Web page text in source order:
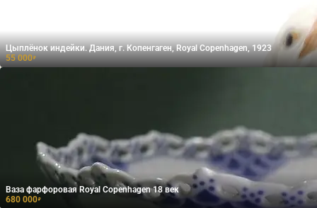
Цыплёнок индейки. Дания, г. Копенгаген, Royal Copenhagen, 1923
55 000₽
Baзa фаpфopoвая Royal Coрenhаgеn 18 век
680 000₽